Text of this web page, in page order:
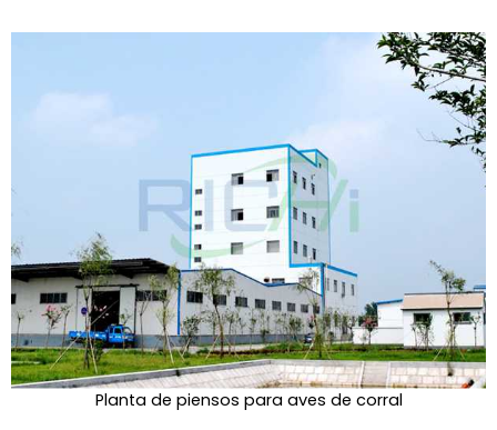
Planta de piensos para aves de corral